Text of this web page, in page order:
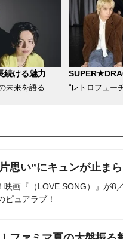
続ける魅力
未来を語る “レトロフュー
思い”にキュンが止まら
画『（LOVE SONG）』が8
ピュアラブ！